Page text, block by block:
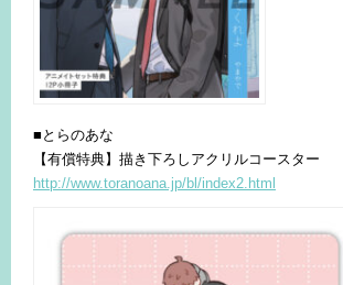
■とらのあな
【有償特典】描き下ろしアクリルコースター
http://www.toranoana.jp/bl/index2.html